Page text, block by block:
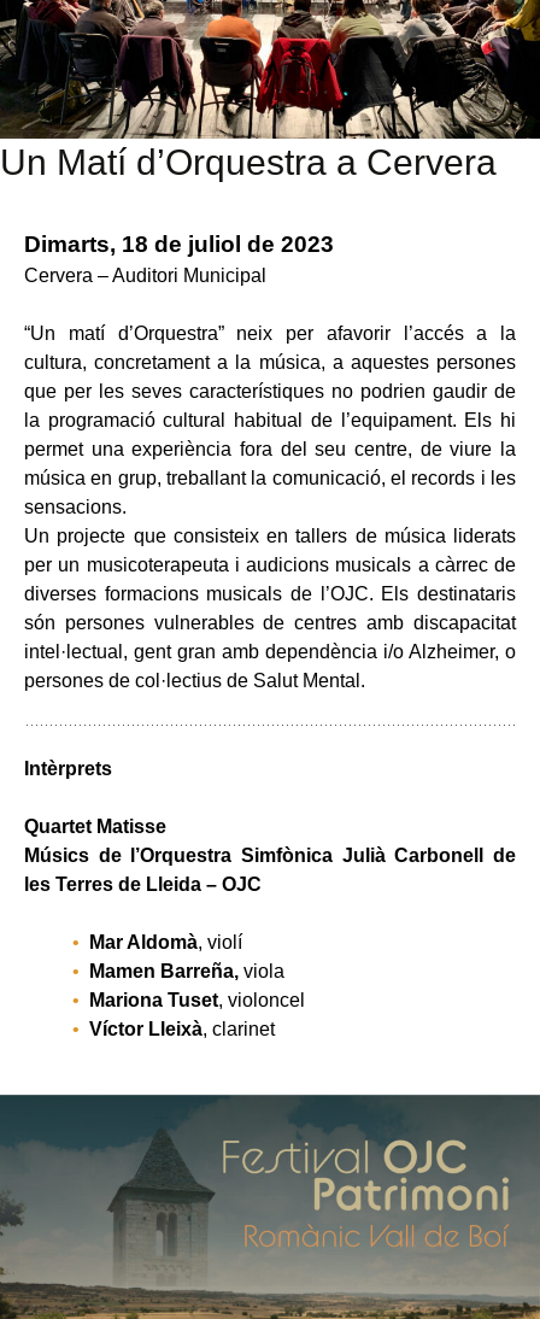
Un Matí d’Orquestra a Cervera
Dimarts, 18 de juliol de 2023
Cervera – Auditori Municipal
“Un matí d’Orquestra” neix per afavorir l’accés a la
cultura, concretament a la música, a aquestes persones
que per les seves característiques no podrien gaudir de
la programació cultural habitual de l’equipament. Els hi
permet una experiència fora del seu centre, de viure la
música en grup, treballant la comunicació, el records i les
sensacions.
Un projecte que consisteix en tallers de música liderats
per un musicoterapeuta i audicions musicals a càrrec de
diverses formacions musicals de l’OJC. Els destinataris
són persones vulnerables de centres amb discapacitat
intel·lectual, gent gran amb dependència i/o Alzheimer, o
persones de col·lectius de Salut Mental.
Intèrprets
Quartet Matisse
Músics de l’Orquestra Simfònica Julià Carbonell de
les Terres de Lleida – OJC
Mar Aldomà, violí
Mamen Barreña, viola
Mariona Tuset, violoncel
Víctor Lleixà, clarinet